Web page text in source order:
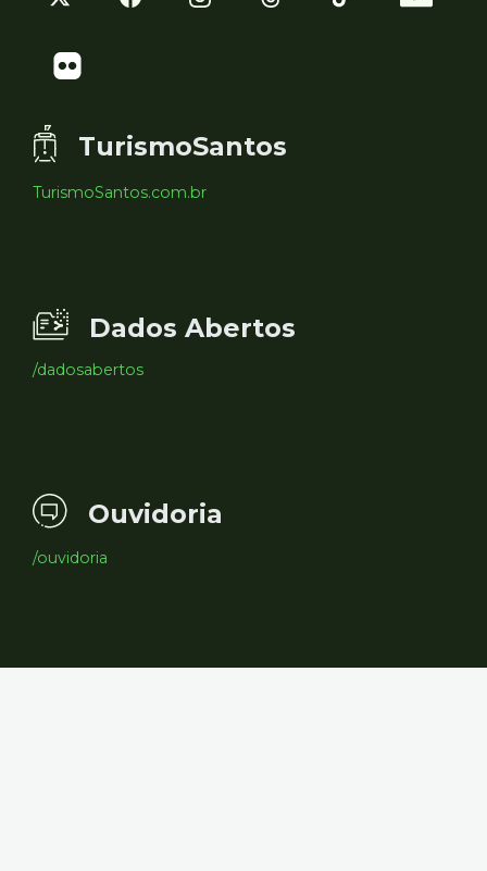
TurismoSantos
TurismoSantos.com.br
Dados Abertos
/dadosabertos
Ouvidoria
/ouvidoria